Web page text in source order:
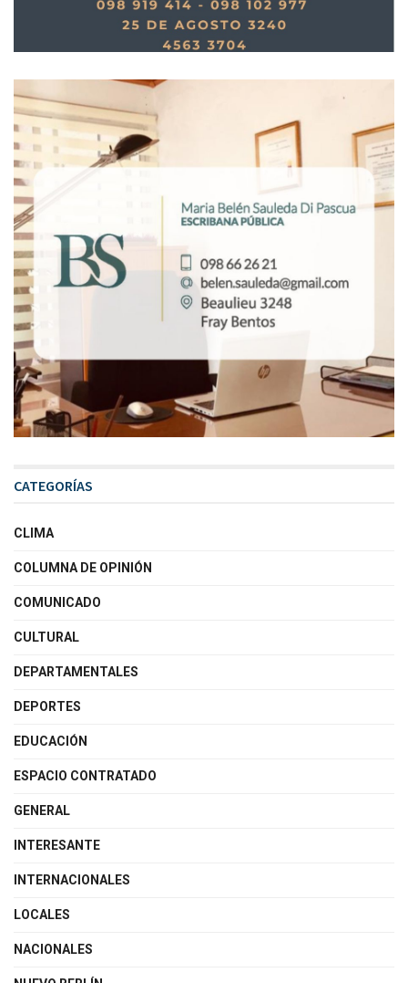
CATEGORÍAS
CLIMA
COLUMNA DE OPINIÓN
COMUNICADO
CULTURAL
DEPARTAMENTALES
DEPORTES
EDUCACIÓN
ESPACIO CONTRATADO
GENERAL
INTERESANTE
INTERNACIONALES
LOCALES
NACIONALES